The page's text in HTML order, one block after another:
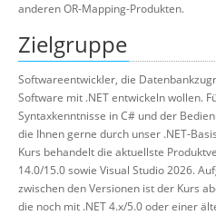
anderen OR-Mapping-Produkten.
Zielgruppe
Softwareentwickler, die
Software mit .NET entwickeln wollen.
Syntaxkenntnisse in C# und der
die Ihnen gerne durch unser .NET-
Kurs behandelt die aktuellste
14.0/15.0 sowie Visual Studio 2026.
zwischen den Versionen ist der Kurs
die noch mit .NET 4.x/5.0 oder einer